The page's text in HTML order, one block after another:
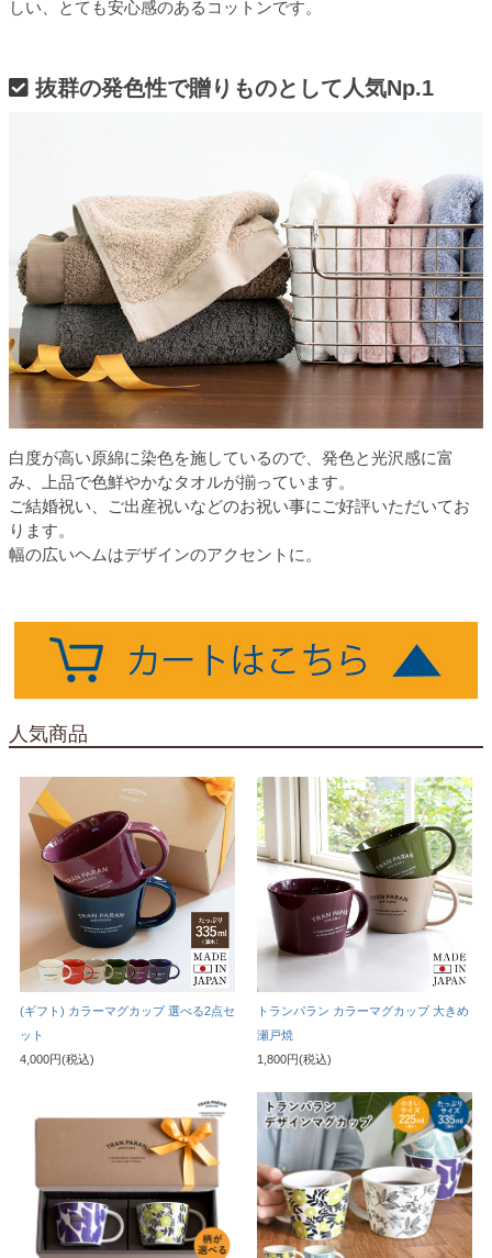
しい、とても安心感のあるコットンです。
抜群の発色性で贈りものとして人気Np.1
白度が高い原綿に染色を施しているので、発色と光沢感に富
み、上品で色鮮やかなタオルが揃っています。
ご結婚祝い、ご出産祝いなどのお祝い事にご好評いただいてお
ります。
幅の広いヘムはデザインのアクセントに。
人気商品
(ギフト) カラーマグカップ 選べる2点セ
ット
4,000円(税込)
トランパラン カラーマグカップ 大きめ
瀬戸焼
1,800円(税込)